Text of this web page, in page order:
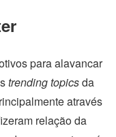
para alavancar
trending topicsda
através
relação da